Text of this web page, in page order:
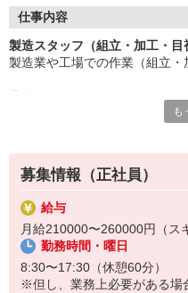
また、勤務時間やシフトなど
長く働きたい――
製造業で正社員としてキャリ
仕事内容
製造スタッフ（組立・加工・目
製造業や工場での作業（組立・
製品に不備がないか目視チェッ
複雑な作業や力仕事はほとん
未経験の方もすぐに慣れていた
※当社（株）テクノ・サービス
業所へ派遣となります。
も
募集情報（正社員）
給与
月給210000〜260000円（ス
勤務時間・曜日
8:30〜17:30（休憩60分）
※但し、業務上必要がある場